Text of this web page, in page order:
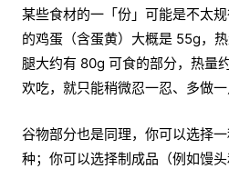
某些食材的一「份」可能是不太
的鸡蛋（含蛋黄）大概是 55g，
腿大约有 80g 可食的部分，热量
欢吃，就只能稍微忍一忍、多做一
谷物部分也是同理，你可以选择
种；你可以选择制成品（例如馒